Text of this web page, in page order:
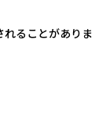
ることがありま